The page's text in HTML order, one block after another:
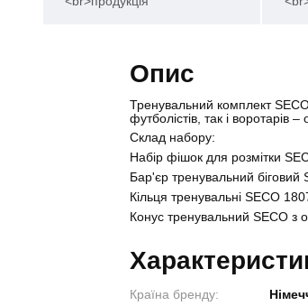
Опис
Тренувальний комплект
футболістів, так і воротарів
Склад набору:
Набір фішок для розмітки
Бар'єр тренувальний
Кільця тренувальні SECO
Конус тренувальний SECO
Країна бренду: